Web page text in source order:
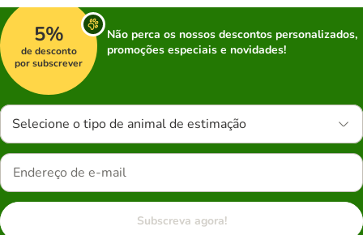
5%
de desconto
por subscrever
Não perca os nossos descontos personalizados,
promoções especiais e novidades!
Selecione o tipo de animal de estimação
Subscreva agora!